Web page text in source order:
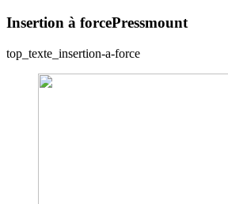
Insertion à forcePressmount
top_texte_insertion-a-force